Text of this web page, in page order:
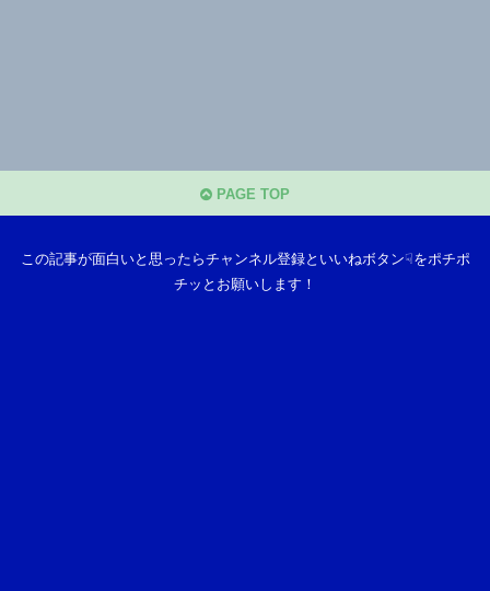
PAGE TOP
この記事が面白いと思ったらチャンネル登録といいねボタン☟をポチポ
チッとお願いします！